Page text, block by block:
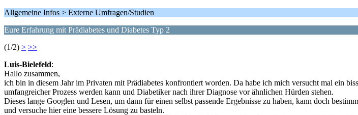
Allgemeine Infos > Externe Umfragen/Studien
Eure Erfahrung mit Prädiabetes und Diabetes Typ 2
(1/2) > >>
Luis-Bielefeld:
Hallo zusammen,
ich bin in diesem Jahr im Privaten mit Prädiabetes konfrontiert worden. Da habe ich mich versucht mal ein
umfangreicher Prozess werden kann und Diabetiker nach ihrer Diagnose vor ähnlichen Hürden stehen.
Dieses lange Googlen und Lesen, um dann für einen selbst passende Ergebnisse zu haben, kann doch
und versuche hier eine bessere Lösung zu basteln.